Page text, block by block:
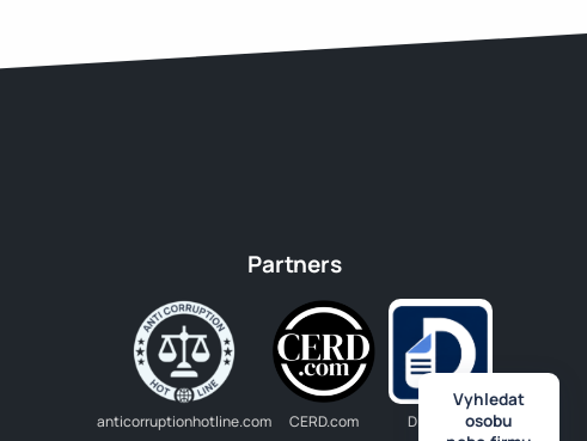
Partners
anticorruptionhotline.com CERD.com Dlužník.cz
Vyhledat
osobu